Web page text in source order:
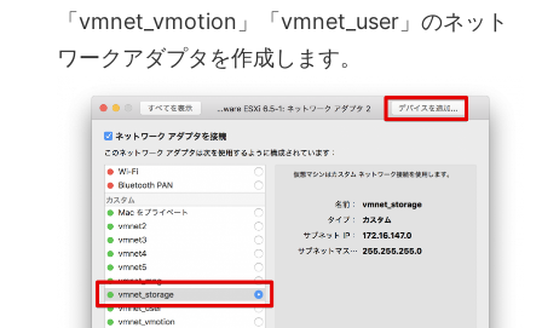
「vmnet_vmotion」「vmnet_user」のネット
ワークアダプタを作成します。